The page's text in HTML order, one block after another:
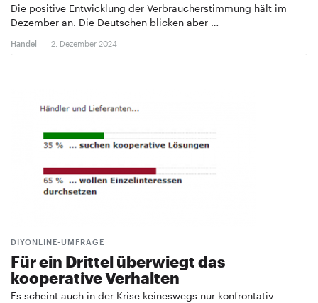
Die positive Entwicklung der Verbraucherstimmung hält im
Dezember an. Die Deutschen blicken aber …
Handel 2. Dezember 2024
DIYONLINE-UMFRAGE
Für ein Drittel überwiegt das
kooperative Verhalten
Es scheint auch in der Krise keineswegs nur konfrontativ